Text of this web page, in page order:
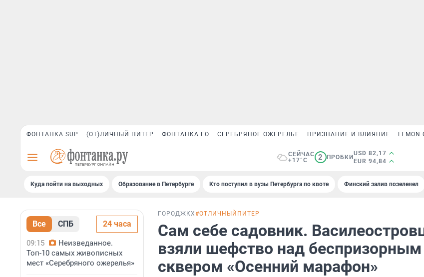
ФОНТАНКА SUP (ОТ)ЛИЧНЫЙ ПИТЕР ФОНТАНКА ГО СЕРЕБРЯНОЕ ОЖЕРЕЛЬЕ ПРИЗНАНИЕ И ВЛИЯНИЕ LEMON
СЕЙЧАС
+17°C
2 ПРОБКИ
USD 82,17
EUR 94,84
Куда пойти на выходных Образование в Петербурге Кто поступил в вузы Петербурга по квоте Финский залив позеленел
Все СПБ 24 часа
09:15
Неизведанное.
Топ-10 самых живописных
мест «Серебряного ожерелья»
ГОРОДЖКХ#ОТЛИЧНЫЙПИТЕР
Сам себе садовник.
взяли шефство над беспризорным
сквером «Осенний марафон»